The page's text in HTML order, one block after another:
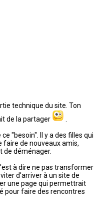
technique du site. Ton
de la partager
"besoin". Il y a des filles qui
faire de nouveaux amis,
de déménager.
à dire ne pas transformer
d'arriver à un site de
une page qui permettrait
pour faire des rencontres